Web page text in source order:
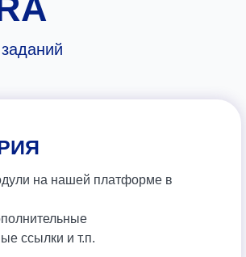
на нашей платформе в
ссылки и т.п.